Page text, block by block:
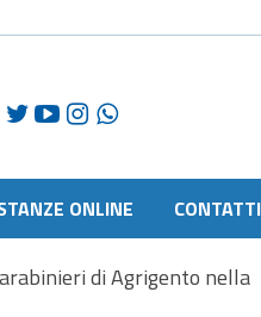
ONLINE CONTATTI
di Agrigento nella